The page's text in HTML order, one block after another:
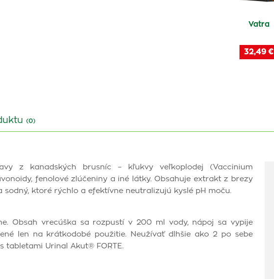
Vatra
32,49 €
(0)
z kanadských brusníc – kľukvy veľkoplodej (Vaccinium
fenolové zlúčeniny a iné látky. Obsahuje extrakt z brezy
ktoré rýchlo a efektívne neutralizujú kyslé pH moču.
Obsah vrecúška sa rozpustí v 200 ml vody, nápoj sa vypije
len na krátkodobé použitie. Neužívať dlhšie ako 2 po sebe
tabletami Urinal Akut® FORTE.